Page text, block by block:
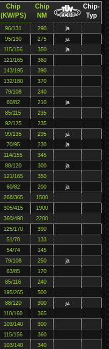
Chip
(KW/PS)
Chip
NM
Chip-
Typ
96/131 290
ja
95/130 275
ja
115/156 350
ja
121/165
360
143/195
390
132/180
370
79/108
240
60/82 210
ja
85/115
235
92/125
235
99/135 295
ja
70/95 230
ja
114/155
345
88/120 300
ja
121/165
350
60/82 200
ja
268/365
1500
305/415
1900
360/490
2200
125/170
390
51/70
133
54/74
145
79/108 250
ja
63/85
170
85/116
240
195/265
500
88/120 300
ja
118/160
365
103/140
300
115/156
360
103/140
340